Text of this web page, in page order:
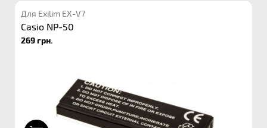
Для Exilim EX-V7
Casio NP-50
269 грн.